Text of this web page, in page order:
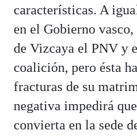
características. A
en el Gobierno
de Vizcaya el PNV y
coalición, pero ésta
fracturas de su
negativa impedirá
convierta en la sede